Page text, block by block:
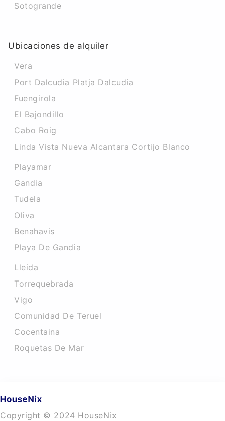
Sotogrande
Ubicaciones de alquiler
Vera
Port Dalcudia Platja Dalcudia
Fuengirola
El Bajondillo
Cabo Roig
Linda Vista Nueva Alcantara Cortijo Blanco
Playamar
Gandia
Tudela
Oliva
Benahavis
Playa De Gandia
Lleida
Torrequebrada
Vigo
Comunidad De Teruel
Cocentaina
Roquetas De Mar
Copyright © 2024 HouseNix